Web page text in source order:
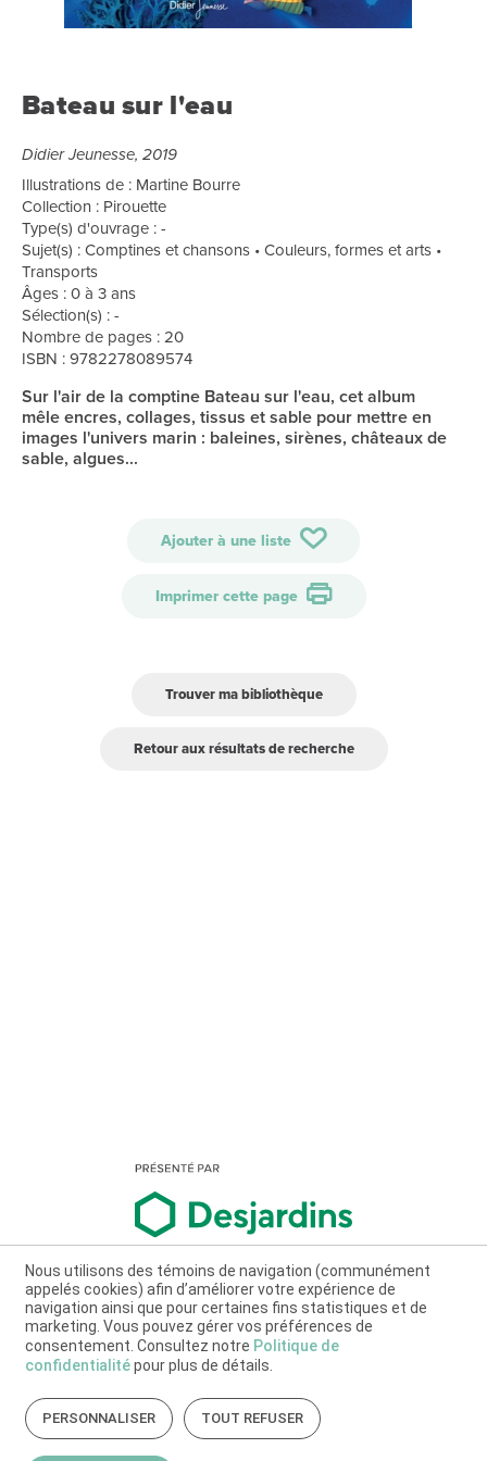
Bateau sur l'eau
Didier Jeunesse, 2019
Illustrations de : Martine Bourre
Collection : Pirouette
Type(s) d'ouvrage : -
Sujet(s) : Comptines et chansons • Couleurs, formes et arts •
Transports
Âges : 0 à 3 ans
Sélection(s) : -
Nombre de pages : 20
ISBN : 9782278089574
Sur l'air de la comptine Bateau sur l'eau, cet album
mêle encres, collages, tissus et sable pour mettre en
images l'univers marin : baleines, sirènes, châteaux de
sable, algues...
Ajouter à une liste
Imprimer cette page
Trouver ma bibliothèque
Retour aux résultats de recherche
Nous utilisons des témoins de navigation (communément
appelés cookies) afin d’améliorer votre expérience de
navigation ainsi que pour certaines fins statistiques et de
marketing. Vous pouvez gérer vos préférences de
consentement. Consultez notre Politique de
confidentialitépour plus de détails.
PERSONNALISER TOUT REFUSER